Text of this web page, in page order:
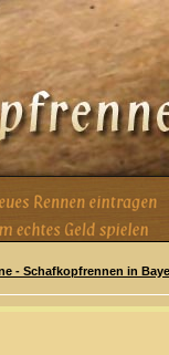
- Schafkopfrennen in